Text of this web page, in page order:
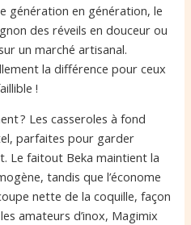
génération en génération, le
des réveils en douceur ou
un marché artisanal.
la différence pour ceux
!
? Les casseroles à fond
parfaites pour garder
Le faitout Beka maintient la
tandis que l’économe
nette de la coquille, façon
amateurs d’inox, Magimix